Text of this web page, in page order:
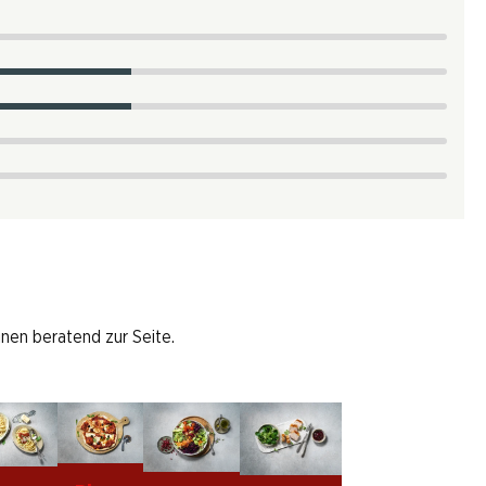
beratend zur Seite.